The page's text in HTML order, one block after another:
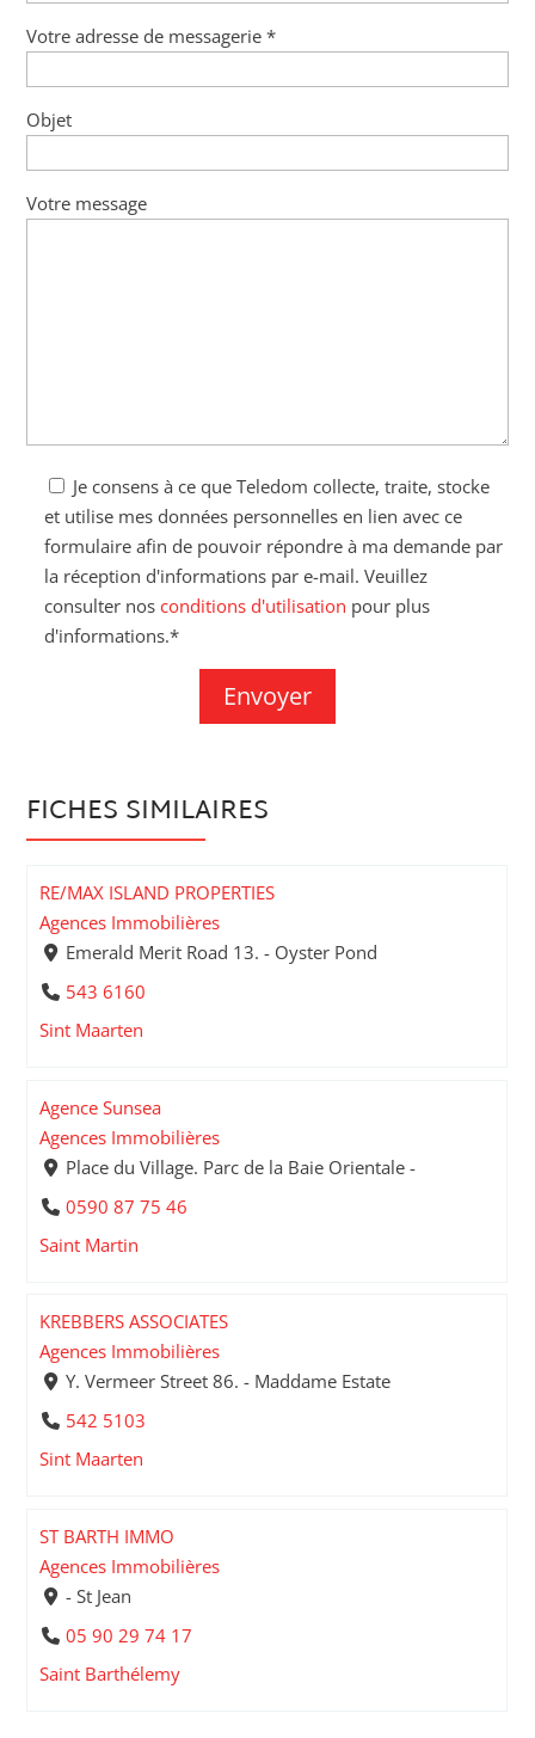
Votre adresse de messagerie *
Objet
Votre message
Je consens à ce que Teledom collecte, traite, stocke
et utilise mes données personnelles en lien avec ce
formulaire afin de pouvoir répondre à ma demande par
la réception d'informations par e-mail. Veuillez
consulter nosconditions d'utilisation pour plus
d'informations.*
FICHES SIMILAIRES
RE/MAX ISLAND PROPERTIES
Agences Immobilières
Emerald Merit Road 13. - Oyster Pond
543 6160
Sint Maarten
Agence Sunsea
Agences Immobilières
Place du Village. Parc de la Baie Orientale -
0590 87 75 46
Saint Martin
KREBBERS ASSOCIATES
Agences Immobilières
Y. Vermeer Street 86. - Maddame Estate
542 5103
Sint Maarten
ST BARTH IMMO
Agences Immobilières
- St Jean
05 90 29 74 17
Saint Barthélemy